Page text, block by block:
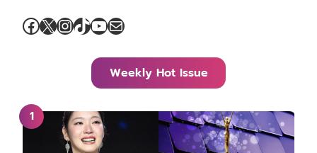
Facebook
X Instagram
TikTok
YouTube
Mail
Weekly Hot Issue